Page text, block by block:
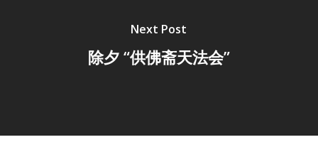
Next Post
除夕 “供佛斋天法会”